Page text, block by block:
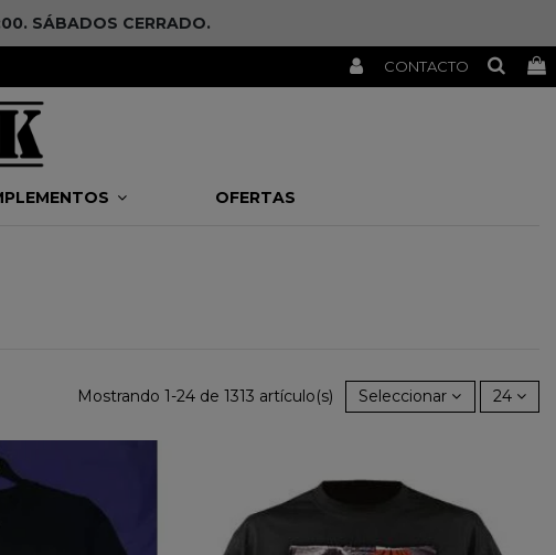
SÁBADOS CERRADO.
CONTACTO
OFERTAS
Mostrando 1-24 de 1313 artículo(s) Seleccionar 24